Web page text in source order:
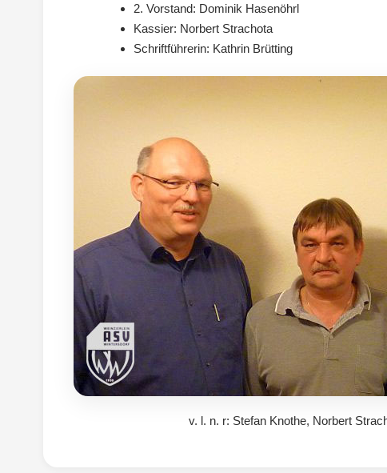
2. Vorstand: Dominik Hasenöhrl
Kassier: Norbert Strachota
Schriftführerin: Kathrin Brütting
v. l. n. r: Stefan Knothe, Norbert